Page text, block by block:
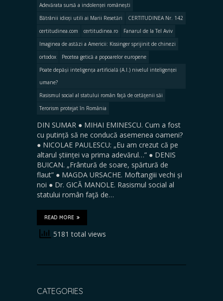
Adevărata sursă a indolenței românești
Bătrânii idioți utili ai Marii Resetări
CERTITUDINEA Nr. 142
certitudinea.com
certitudinea.ro
Fanarul de la Tel Aviv
Imaginea de astăzi a Americii: Kissinger sprijinit de chinezi
ortodox
Pecetea getică a popoarelor europene
Poate depăși inteligența artificială (A.I.) nivelul inteligenței
umane?
Rasismul social al statului român faţă de cetăţenii săi
Terorism protejat în România
DIN SUMAR ● MIHAI EMINESCU. Cum a fost
cu putință să ne conducă asemenea oameni?
● NICOLAE PAULESCU: „Eu am crezut că pe
altarul științei va prima adevărul…” ● DENIS
BUICAN. „Frântură de soare, spărtură de
flaut” ● MAGDA URSACHE. Moftangiii vechi și
noi ● Dr. GICĂ MANOLE. Rasismul social al
statului român faţă de…
READ MORE
5181 total views
CATEGORIES